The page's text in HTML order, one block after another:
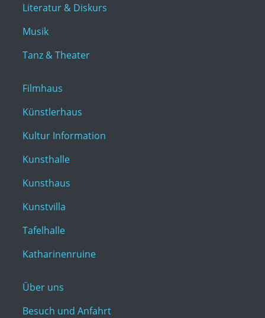
Literatur & Diskurs
Musik
Tanz & Theater
Filmhaus
Künstlerhaus
Kultur Information
Kunsthalle
Kunsthaus
Kunstvilla
Tafelhalle
Katharinenruine
Über uns
Besuch und Anfahrt